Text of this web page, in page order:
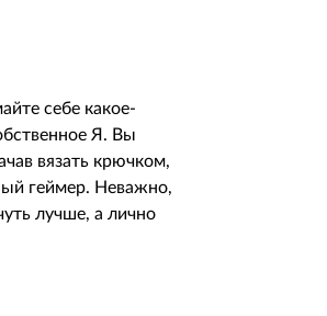
себе какое-
Я. Вы
вязать крючком,
геймер. Неважно,
лучше, а лично